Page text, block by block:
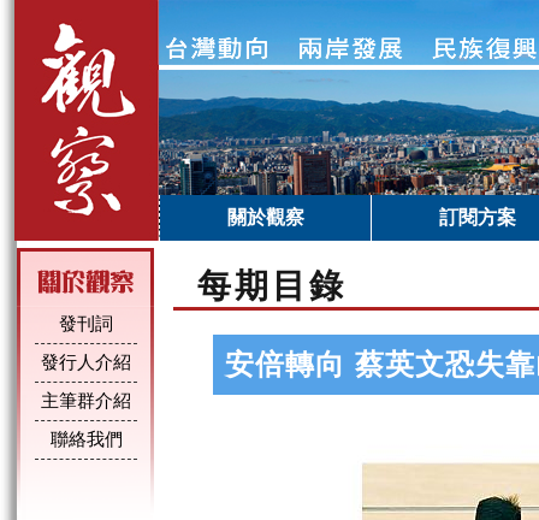
關於觀察 訂閱方案
發刊詞
發行人介紹
主筆群介紹
聯絡我們
每期目錄
安倍轉向 蔡英文恐失